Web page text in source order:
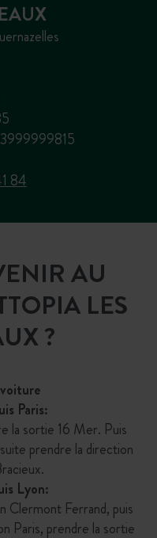
84
AU
LES
?
Paris:
la sortie 16 Mer. Puis
prendre la direction
Lyon:
Clermont Ferrand, puis
Paris, prendre la sortie